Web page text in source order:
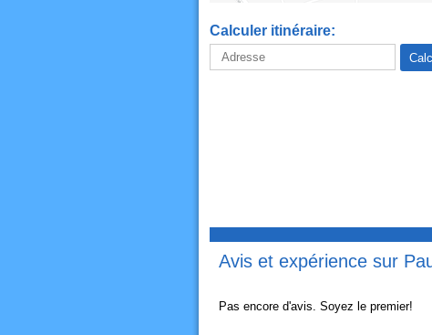
Calculer itinéraire:
Avis et expérience sur
Pas encore d'avis. Soyez le premier!